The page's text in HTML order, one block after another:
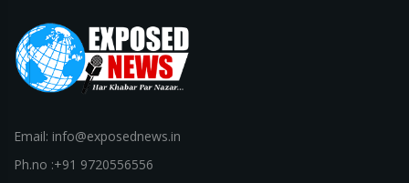
Email: info@exposednews.in
Ph.no :+91 9720556556